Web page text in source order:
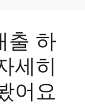
출 하
세히
어요